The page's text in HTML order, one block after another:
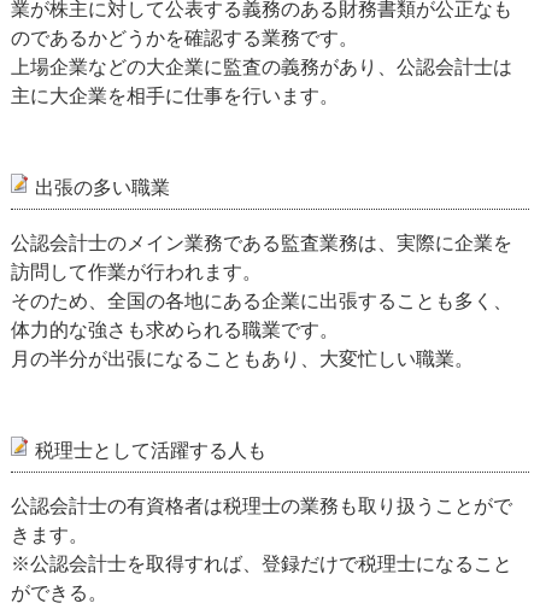
業が株主に対して公表する義務のある財務書類が公正なも
のであるかどうかを確認する業務です。
上場企業などの大企業に監査の義務があり、公認会計士は
主に大企業を相手に仕事を行います。
出張の多い職業
公認会計士のメイン業務である監査業務は、実際に企業を
訪問して作業が行われます。
そのため、全国の各地にある企業に出張することも多く、
体力的な強さも求められる職業です。
月の半分が出張になることもあり、大変忙しい職業。
税理士として活躍する人も
公認会計士の有資格者は税理士の業務も取り扱うことがで
きます。
※公認会計士を取得すれば、登録だけで税理士になること
ができる。